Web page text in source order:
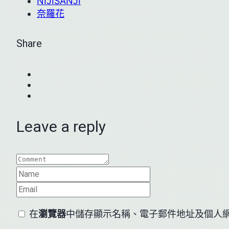
奈羅花
Share
Leave a reply
在瀏覽器中儲存顯示名稱、電子郵件地址及個人